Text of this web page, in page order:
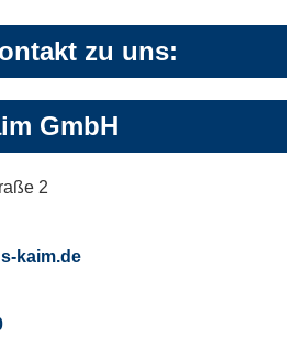
zu uns:
GmbH
2
kaim.de